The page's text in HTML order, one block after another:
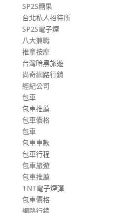
SP2S糖果
台北私人招待所
SP2S電子煙
八大兼職
推拿按摩
台灣暗黑旅遊
尚奇網路行銷
經紀公司
包車
包車推薦
包車價格
包車
包車車款
包車行程
包車旅遊
包車推薦
TNT電子煙彈
包車價格
網路行銷